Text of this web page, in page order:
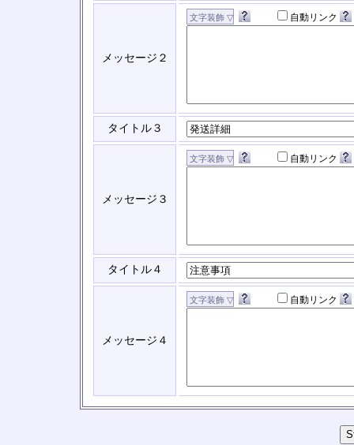
メッセージ２
自動リンク
タイトル３
メッセージ３
自動リンク
タイトル４
メッセージ４
自動リンク